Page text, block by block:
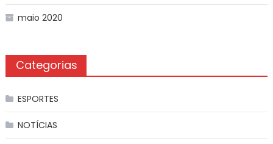
maio 2020
Categorias
ESPORTES
NOTÍCIAS